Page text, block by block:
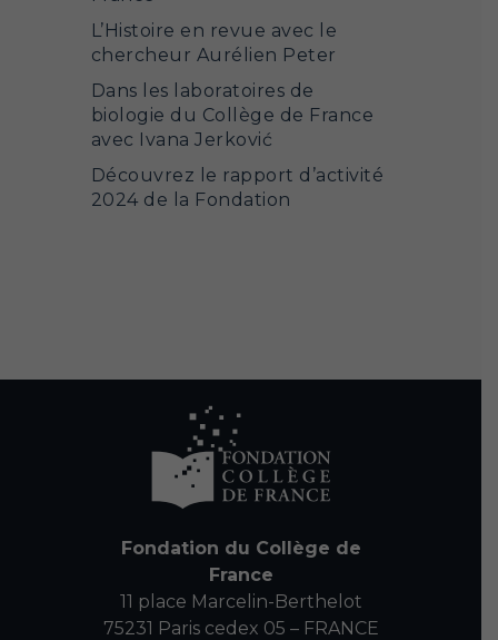
L’Histoire en revue avec le
chercheur Aurélien Peter
Dans les laboratoires de
biologie du Collège de France
avec Ivana Jerković
Découvrez le rapport d’activité
2024 de la Fondation
Fondation du Collège de
France
11 place Marcelin-Berthelot
75231 Paris cedex 05 – FRANCE